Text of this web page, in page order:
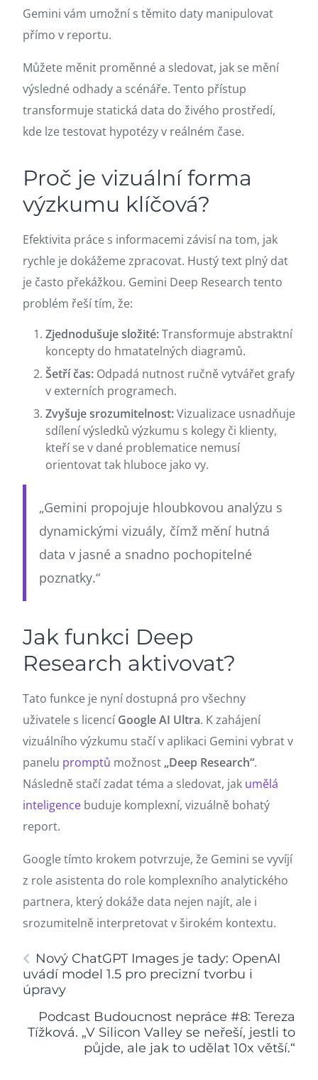
Gemini vám umožní s těmito daty manipulovat
přímo v reportu.
Můžete měnit proměnné a sledovat, jak se mění
výsledné odhady a scénáře. Tento přístup
transformuje statická data do živého prostředí,
kde lze testovat hypotézy v reálném čase.
Proč je vizuální forma
výzkumu klíčová?
Efektivita práce s informacemi závisí na tom, jak
rychle je dokážeme zpracovat. Hustý text plný dat
je často překážkou. Gemini Deep Research tento
problém řeší tím, že:
Zjednodušuje složité:Transformuje abstraktní
koncepty do hmatatelných diagramů.
Šetří čas: Odpadá nutnost ručně vytvářet grafy
v externích programech.
Zvyšuje srozumitelnost:Vizualizace usnadňuje
sdílení výsledků výzkumu s kolegy či klienty,
kteří se v dané problematice nemusí
orientovat tak hluboce jako vy.
„Gemini propojuje hloubkovou analýzu s
dynamickými vizuály, čímž mění hutná
data v jasné a snadno pochopitelné
poznatky.“
Jak funkci Deep
Research aktivovat?
Tato funkce je nyní dostupná pro všechny
uživatele s licencí Google AI Ultra. K zahájení
vizuálního výzkumu stačí v aplikaci Gemini vybrat v
panelu promptů možnost „Deep Research“.
Následně stačí zadat téma a sledovat, jak umělá
inteligence buduje komplexní, vizuálně bohatý
report.
Google tímto krokem potvrzuje, že Gemini se vyvíjí
z role asistenta do role komplexního analytického
partnera, který dokáže data nejen najít, ale i
srozumitelně interpretovat v širokém kontextu.
Nový ChatGPT Images je tady: OpenAI
uvádí model 1.5 pro precizní tvorbu i
úpravy
Podcast Budoucnost nepráce #8: Tereza
Tížková. „V Silicon Valley se neřeší, jestli to
půjde, ale jak to udělat 10x větší.“